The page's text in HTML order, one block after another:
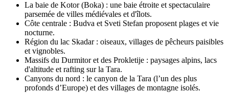
La baie de Kotor (Boka) : une baie étroite et spectaculaire
parsemée de villes médiévales et d'îlots.
Côte centrale : Budva et Sveti Stefan proposent plages et vie
nocturne.
Région du lac Skadar : oiseaux, villages de pêcheurs paisibles
et vignobles.
Massifs du Durmitor et des Prokletije : paysages alpins, lacs
d'altitude et rafting sur la Tara.
Canyons du nord : le canyon de la Tara (l’un des plus
profonds d’Europe) et des villages de montagne isolés.